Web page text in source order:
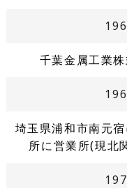
千葉金属工業
埼玉県浦和市南元
所に営業所(現北